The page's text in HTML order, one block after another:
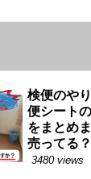
検便のや
便シート
をまとめ
売ってる
る特殊な
3480 views